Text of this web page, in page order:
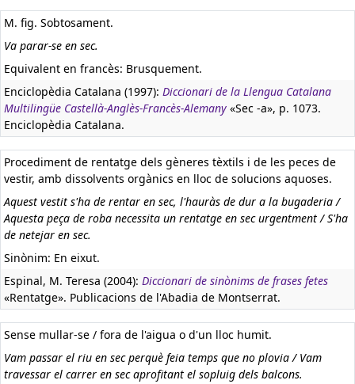
M. fig. Sobtosament.
Va parar-se en sec.
Equivalent en francès: Brusquement.
Enciclopèdia Catalana (1997): Diccionari de la Llengua Catalana
Multilingüe Castellà-Anglès-Francès-Alemany «Sec -a», p. 1073.
Enciclopèdia Catalana.
Procediment de rentatge dels gèneres tèxtils i de les peces de
vestir, amb dissolvents orgànics en lloc de solucions aquoses.
Aquest vestit s'ha de rentar en sec, l'hauràs de dur a la bugaderia /
Aquesta peça de roba necessita un rentatge en sec urgentment / S'ha
de netejar en sec.
Sinònim: En eixut.
Espinal, M. Teresa (2004): Diccionari de sinònims de frases fetes
«Rentatge». Publicacions de l'Abadia de Montserrat.
Sense mullar-se / fora de l'aigua o d'un lloc humit.
Vam passar el riu en sec perquè feia temps que no plovia / Vam
travessar el carrer en sec aprofitant el sopluig dels balcons.